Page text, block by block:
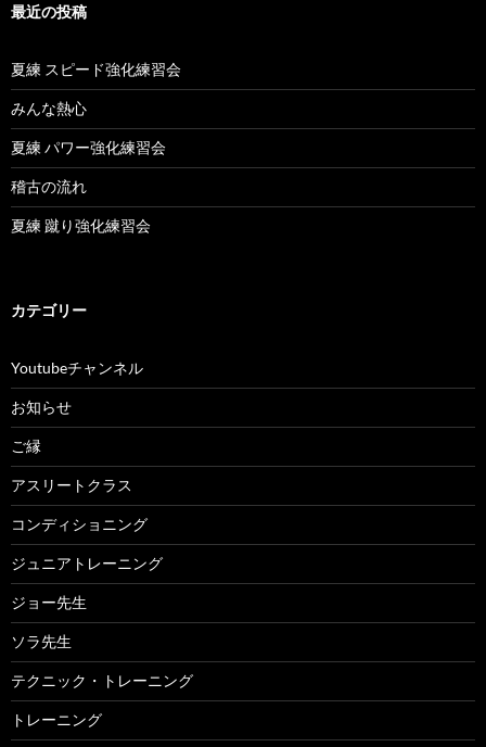
最近の投稿
夏練 スピード強化練習会
みんな熱心
夏練 パワー強化練習会
稽古の流れ
夏練 蹴り強化練習会
カテゴリー
Youtubeチャンネル
お知らせ
ご縁
アスリートクラス
コンディショニング
ジュニアトレーニング
ジョー先生
ソラ先生
テクニック・トレーニング
トレーニング